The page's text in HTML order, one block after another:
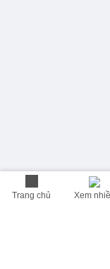
Trang chủ Xem